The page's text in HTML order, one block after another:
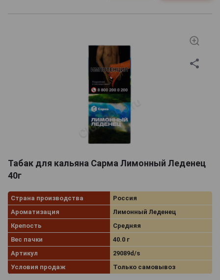
Табак для кальяна Сарма Лимонный Леденец
40г
Страна производства
Россия
Ароматизация
Лимонный Леденец
Крепость
Средняя
Вес пачки
40.0 г
Артикул
29089d/s
Условия продаж
Только самовывоз